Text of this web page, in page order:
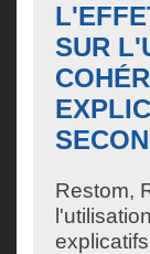
SUR
Restom,